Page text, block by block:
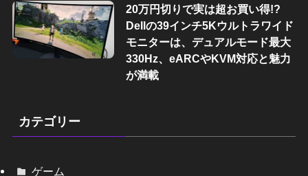
20万円切りで実は超お買い得!?
Dellの39インチ5Kウルトラワイド
モニターは、デュアルモード最大
330Hz、eARCやKVM対応と魅力
が満載
カテゴリー
ゲーム